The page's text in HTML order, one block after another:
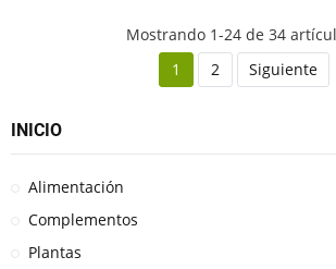
Mostrando 1-24 de 34
1
2 Siguiente
INICIO
Alimentación
Complementos
Plantas